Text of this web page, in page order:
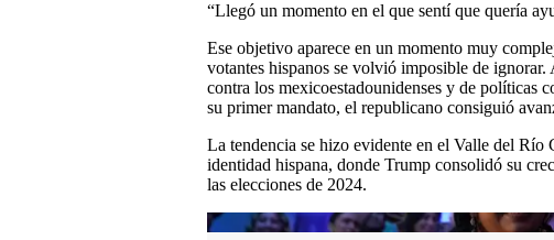
“Llegó un momento en el que sentí que quería
Ese objetivo aparece en un momento muy
votantes hispanos se volvió imposible de
contra los mexicoestadounidenses y de políticas
su primer mandato, el republicano consiguió
La tendencia se hizo evidente en el Valle del
identidad hispana, donde Trump consolidó su
las elecciones de 2024.